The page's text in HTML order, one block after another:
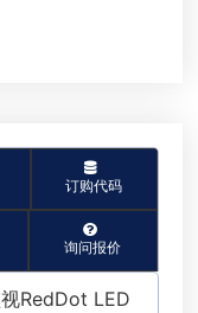
订购代码
询问报价
RedDot LED